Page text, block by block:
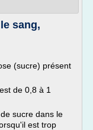
sang,
(sucre) présent
de 0,8 à 1
sucre dans le
est trop